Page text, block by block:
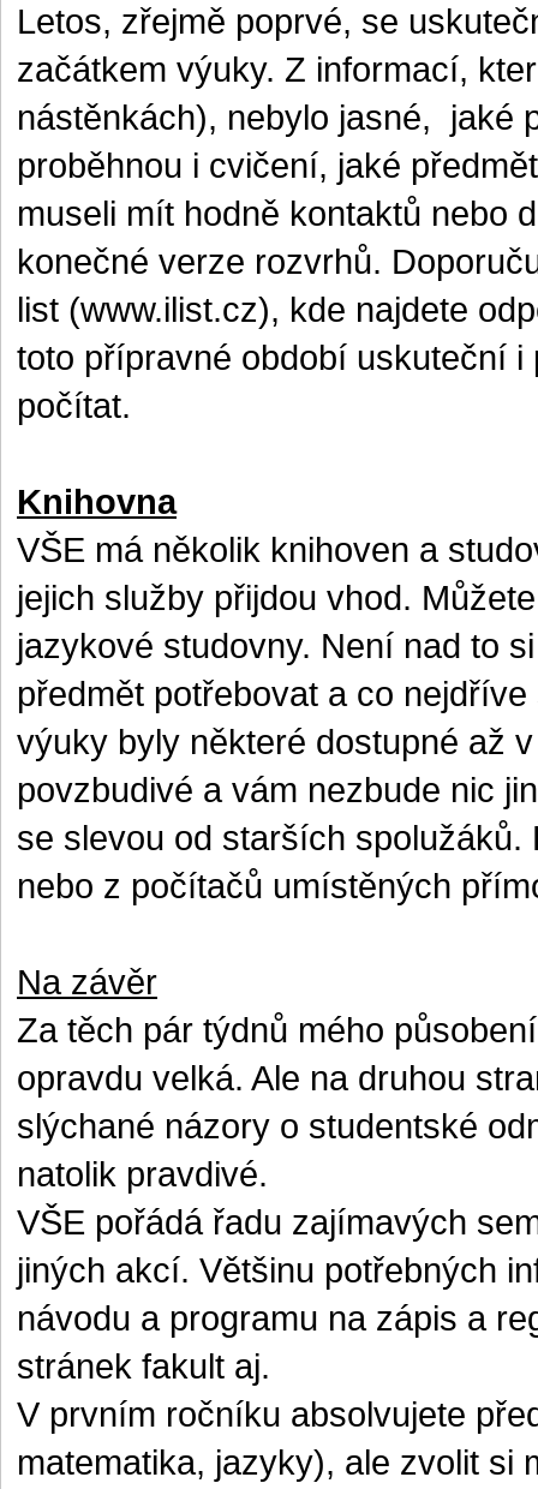
Letos, zřejmě poprvé, se
začátkem výuky. Z informací,
nástěnkách), nebylo jasné,
jaké
proběhnou i cvičení, jaké
museli mít hodně kontaktů nebo
konečné verze rozvrhů.
list (www.ilist.cz), kde najdete
toto přípravné období uskuteční
počítat.
Knihovna
VŠE má několik knihoven a
jejich služby přijdou vhod.
jazykové studovny. Není nad to
předmět potřebovat a co
výuky byly některé dostupné až
povzbudivé a vám nezbude nic
se slevou od starších
nebo z počítačů umístěných
Na závěr
Za těch pár týdnů mého
opravdu velká. Ale na druhou
slýchané názory o studentské
natolik pravdivé.
VŠE pořádá řadu zajímavých
jiných akcí. Většinu potřebných
návodu a programu na zápis a
stránek fakult aj.
V prvním ročníku absolvujete
matematika, jazyky), ale zvolit si